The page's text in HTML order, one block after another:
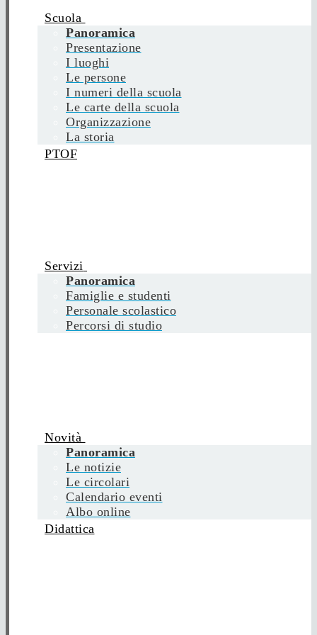
Scuola
Panoramica
Presentazione
I luoghi
Le persone
I numeri della scuola
Le carte della scuola
Organizzazione
La storia
PTOF
Servizi
Panoramica
Famiglie e studenti
Personale scolastico
Percorsi di studio
Novità
Panoramica
Le notizie
Le circolari
Calendario eventi
Albo online
Didattica